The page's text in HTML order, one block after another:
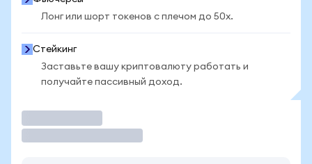
Лонг или шорт токенов с плечом до 50x.
Стейкинг
Заставьте вашу криптовалюту работать и
получайте пассивный доход.